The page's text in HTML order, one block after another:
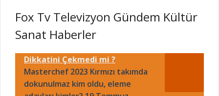
Fox Tv Televizyon Gündem Kültür
Sanat Haberler
Dikkatini Çekmedi mi ?
Masterchef 2023 Kırmızı takımda
dokunulmaz kim oldu, eleme